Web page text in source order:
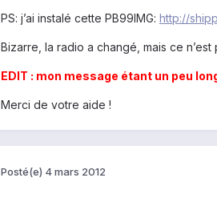
PS: j’ai instalé cette PB99IMG: http://
Bizarre, la radio a changé, mais ce
EDIT : mon message étant un peu
Merci de votre aide !
Posté(e) 4 mars 2012